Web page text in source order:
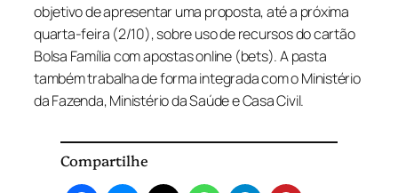
objetivo de apresentar uma proposta, até a próxima
quarta-feira (2/10), sobre uso de recursos do cartão
Bolsa Família com apostas online (bets). A pasta
também trabalha de forma integrada com o Ministério
da Fazenda, Ministério da Saúde e Casa Civil.
Compartilhe